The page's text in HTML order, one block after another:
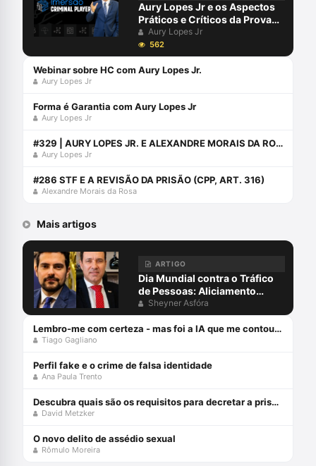
Aury Lopes Jr e os Aspectos
Práticos e Críticos da Prova
Penal
Aury Lopes Jr
562
Webinar sobre HC com Aury Lopes Jr.
Aury Lopes Jr
Forma é Garantia com Aury Lopes Jr
Aury Lopes Jr
#329 | AURY LOPES JR. E ALEXANDRE MORAIS DA ROSA ENTREVISTAM RODRIGO FAUCZ
Aury Lopes Jr
#286 STF E A REVISÃO DA PRISÃO (CPP, ART. 316)
Alexandre Morais da Rosa
Mais artigos
ARTIGO
Dia Mundial contra o Tráfico
de Pessoas: Aliciamento
digital, aprisionamento e
escravidão para golpes
virtuais, exploração on-line e
Sheyner Asfóra
Lembro-me com certeza - mas foi a IA que me contou: Falsas memórias na prova testemunhal
Tiago Gagliano
Perfil fake e o crime de falsa identidade
Ana Paula Trento
Descubra quais são os requisitos para decretar a prisão preventiva
David Metzker
O novo delito de assédio sexual
Rômulo Moreira